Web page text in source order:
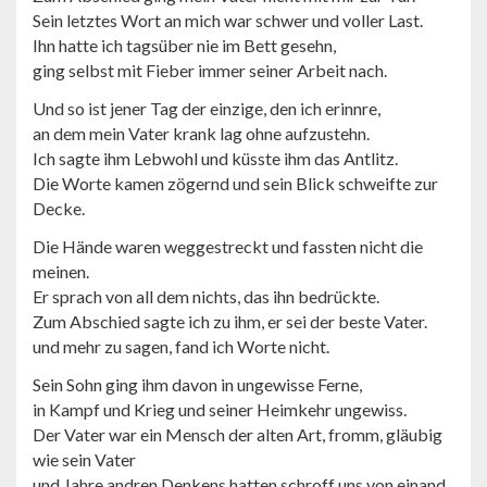
Sein letztes Wort an mich war schwer und voller Last.
Ihn hatte ich tagsüber nie im Bett gesehn,
ging selbst mit Fieber immer seiner Arbeit nach.
Und so ist jener Tag der einzige, den ich erinnre,
an dem mein Vater krank lag ohne aufzustehn.
Ich sagte ihm Lebwohl und küsste ihm das Antlitz.
Die Worte kamen zögernd und sein Blick schweifte zur
Decke.
Die Hände waren weggestreckt und fassten nicht die
meinen.
Er sprach von all dem nichts, das ihn bedrückte.
Zum Abschied sagte ich zu ihm, er sei der beste Vater.
und mehr zu sagen, fand ich Worte nicht.
Sein Sohn ging ihm davon in ungewisse Ferne,
in Kampf und Krieg und seiner Heimkehr ungewiss.
Der Vater war ein Mensch der alten Art, fromm, gläubig
wie sein Vater